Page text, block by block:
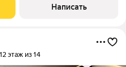
и с быстрым выходом на сделку.
Написать
12 этаж из 14